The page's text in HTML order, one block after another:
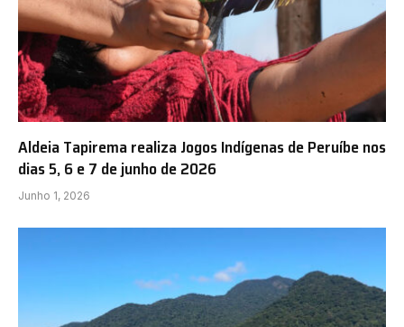
Aldeia Tapirema realiza Jogos Indígenas de Peruíbe nos
dias 5, 6 e 7 de junho de 2026
Junho 1, 2026